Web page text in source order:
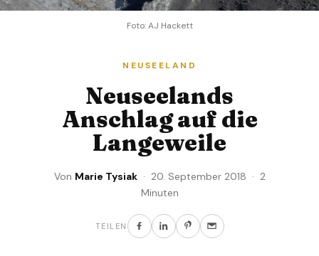
Foto: AJ Hackett
NEUSEELAND
Neuseelands
Anschlag auf die
Langeweile
Von Marie Tysiak· 20. September 2018 · 2
Minuten
TEILEN